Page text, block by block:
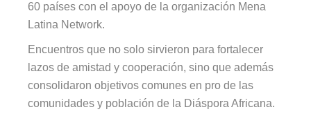
60 países con elapoyo de la organización Mena
Latina Network.
Encuentros que no solo sirvieron para fortalecer
lazos de amistad y cooperación, sino que además
consolidaron objetivos comunes en pro de las
comunidades y población de la Diáspora Africana.